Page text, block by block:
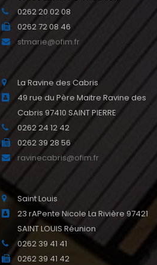
0262 20 02 08
0262 72 08 46
stmarie@ofim.fr
La Ravine des Cabris
49 rue du Père Maitre Ravine des
Cabris 97410 SAINT PIERRE
0262 24 12 42
0262 39 28 56
ravinecabris@ofim.fr
Saint Louis
23 rAPente Nicole La Rivière 97421
SAINT LOUIS Réunion
0262 39 41 41
0262 39 41 42